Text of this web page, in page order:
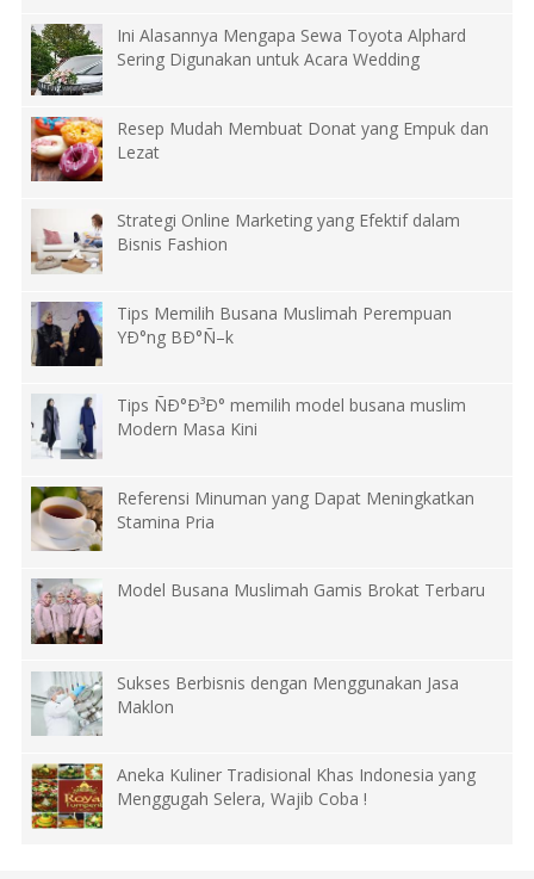
Ini Alasannya Mengapa Sewa Toyota Alphard
Sering Digunakan untuk Acara Wedding
Resep Mudah Membuat Donat yang Empuk dan
Lezat
Strategi Online Marketing yang Efektif dalam
Bisnis Fashion
Tips Memilih Busana Muslimah Perempuan
YÐ°ng BÐ°Ñ–k
Tips ÑÐ°Ð³Ð° memilih model busana muslim
Modern Masa Kini
Referensi Minuman yang Dapat Meningkatkan
Stamina Pria
Model Busana Muslimah Gamis Brokat Terbaru
Sukses Berbisnis dengan Menggunakan Jasa
Maklon
Aneka Kuliner Tradisional Khas Indonesia yang
Menggugah Selera, Wajib Coba !